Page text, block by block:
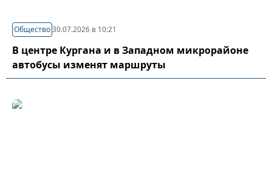
Общество30.07.2026 в 10:21
В центре Кургана и в Западном микрорайоне
автобусы изменят маршруты